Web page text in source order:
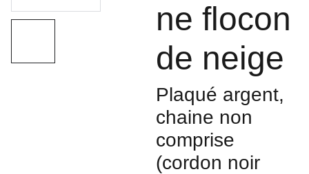
ne flocon
de neige
Plaqué argent,
chaine non
comprise
(cordon noir